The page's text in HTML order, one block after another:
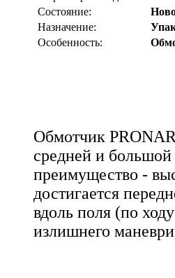
Состояние:
Назначение:
Особенность:
Обмотчик
средней и
преимущество -
достигается
вдоль поля (по
излишнего